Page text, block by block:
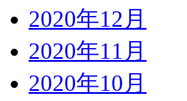
2020年12月
2020年11月
2020年10月